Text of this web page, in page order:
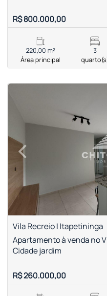
R$ 800.000,00
220,00 m²
Área principal
3
<
‹Previous
Vila Recreio | Itapetininga
Apartamento à venda no
Cidade jardim
R$ 260.000,00